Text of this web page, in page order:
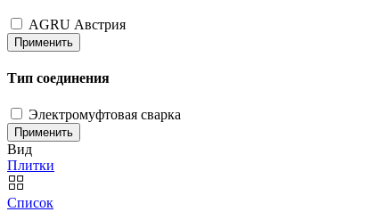
AGRU Австрия
Применить
Тип соединения
Электромуфтовая сварка
Применить
Вид
Плитки
Список